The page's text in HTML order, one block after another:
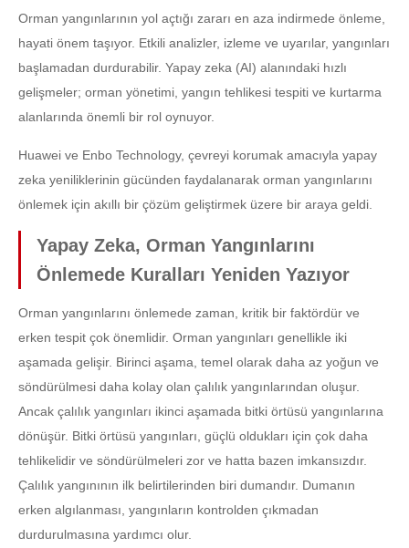
Orman yangınlarının yol açtığı zararı en aza indirmede önleme,
hayati önem taşıyor. Etkili analizler, izleme ve uyarılar, yangınları
başlamadan durdurabilir. Yapay zeka (AI) alanındaki hızlı
gelişmeler; orman yönetimi, yangın tehlikesi tespiti ve kurtarma
alanlarında önemli bir rol oynuyor.
Huawei ve Enbo Technology, çevreyi korumak amacıyla yapay
zeka yeniliklerinin gücünden faydalanarak orman yangınlarını
önlemek için akıllı bir çözüm geliştirmek üzere bir araya geldi.
Yapay Zeka, Orman Yangınlarını
Önlemede Kuralları Yeniden Yazıyor
Orman yangınlarını önlemede zaman, kritik bir faktördür ve
erken tespit çok önemlidir. Orman yangınları genellikle iki
aşamada gelişir. Birinci aşama, temel olarak daha az yoğun ve
söndürülmesi daha kolay olan çalılık yangınlarından oluşur.
Ancak çalılık yangınları ikinci aşamada bitki örtüsü yangınlarına
dönüşür. Bitki örtüsü yangınları, güçlü oldukları için çok daha
tehlikelidir ve söndürülmeleri zor ve hatta bazen imkansızdır.
Çalılık yangınının ilk belirtilerinden biri dumandır. Dumanın
erken algılanması, yangınların kontrolden çıkmadan
durdurulmasına yardımcı olur.